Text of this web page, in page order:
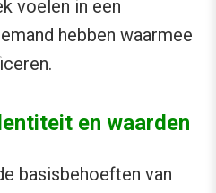
voelen in een
hebben waarmee
en waarden
basisbehoeften van